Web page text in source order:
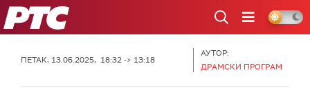
РТС
ПЕТАК, 13.06.2025, 18:32 -> 13:18
АУТОР:
ДРАМСКИ ПРОГРАМ